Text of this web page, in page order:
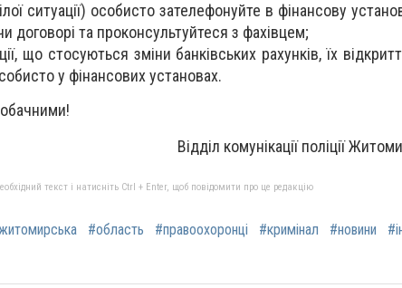
ситуації) особисто зателефонуйте в фінансову
договорі та проконсультуйтеся з фахівцем;
що стосуються зміни банківських рахунків, їх
у фінансових установах.
Відділ комунікації поліції
текст і натисніть Ctrl + Enter, щоб повідомити про це редакцію
#область #правоохоронці #кримінал #новини